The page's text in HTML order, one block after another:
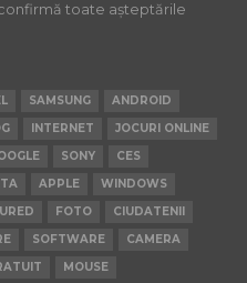
confirmă toate așteptările
SAMSUNG
ANDROID
INTERNET
JOCURI ONLINE
SONY
CES
APPLE
WINDOWS
FOTO
CIUDATENII
SOFTWARE
CAMERA
MOUSE